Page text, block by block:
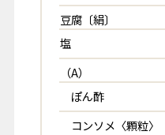
豆腐〔絹〕
塩
（A）
ぽん酢
コンソメ〈顆粒〉